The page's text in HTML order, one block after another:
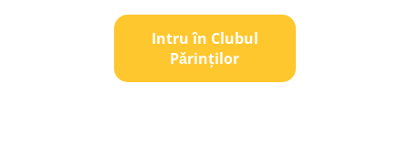
Intru în Clubul
Pǎrinților